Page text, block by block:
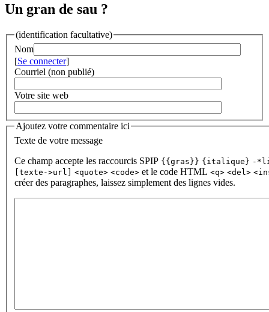
Un gran de sau ?
(identification facultative)
Nom
[Se connecter]
Courriel (non publié)
Votre site web
Ajoutez votre commentaire ici
Texte de votre message
Ce champ accepte les raccourcis SPIP {{gras}} {italique} -
[texte->url] <quote> <code> et le code HTML <q> <del>
créer des paragraphes, laissez simplement des lignes vides.